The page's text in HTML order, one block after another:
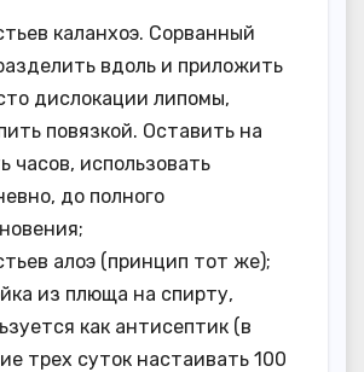
каланхоэ. Сорванный
вдоль и приложить
дислокации липомы,
повязкой. Оставить на
часов, использовать
до полного
алоэ (принцип тот же);
из плюща на спирту,
как антисептик (в
трех суток настаивать 100